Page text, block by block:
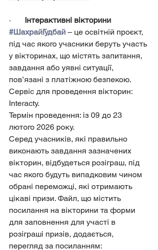
· Інтерактивні вікторини
#ШахрайГудбай – це освітній проєкт,
під час якого учасники беруть участь
у вікторинах, що містять запитання,
завдання або уявні ситуації,
пов’язані з платіжною безпекою.
Сервіс для проведення вікторин:
Interacty.
Термін проведення: із 09 до 23
лютого 2026 року.
Серед учасників, які правильно
виконають завдання зазначених
вікторин, відбудеться розіграш, під
час якого будуть випадковим чином
обрані переможці, які отримають
цікаві призи. Файл, що містить
посилання на вікторини та форми
для заповнення для участі в
розіграші призів, додається,
перегляд за посиланням: